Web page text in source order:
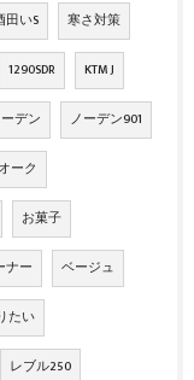
田いS 寒さ対策
1290SDR KTM J
デン ノーデン901
ーク
お菓子
ナー ベージュ
たい
レブル250